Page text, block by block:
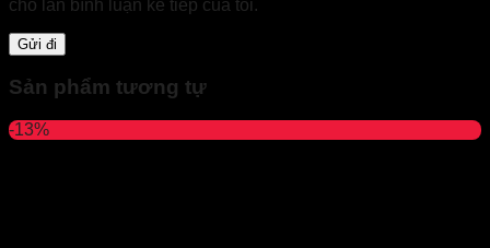
cho lần bình luận kế tiếp của tôi.
Sản phẩm tương tự
-13%